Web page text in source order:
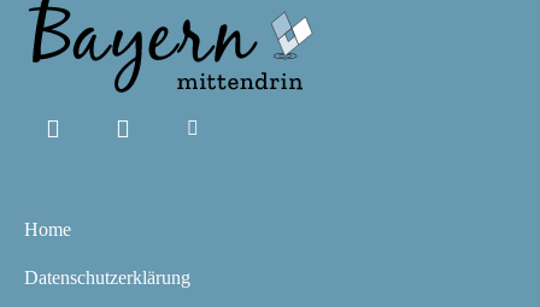
Home
Datenschutzerklärung